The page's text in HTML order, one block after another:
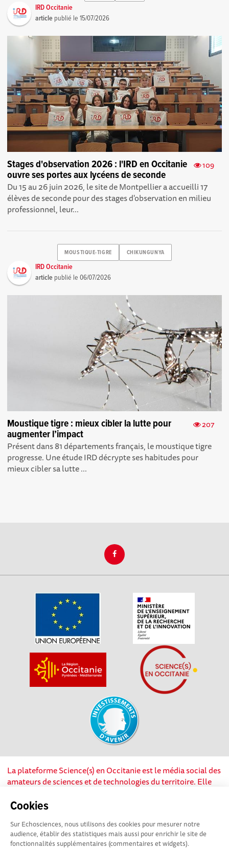
Cookies
Sur Echosciences, nous utilisons des cookies pour mesurer notre
audience, établir des statistiques mais aussi pour enrichir le site de
fonctionnalités supplémentaires (commentaires et widgets).
IRD Occitanie
article publié le15/07/2026
109
Stages d'observation 2026 : l'IRD en Occitanie
ouvre ses portes aux lycéens de seconde
Du 15 au 26 juin 2026, le site de Montpellier a accueilli 17
élèves de seconde pour des stages d'observation en milieu
professionnel, leur...
MOUSTIQUE-TIGRE CHIKUNGUNYA
IRD Occitanie
article publié le06/07/2026
207
Moustique tigre : mieux cibler la lutte pour
augmenter l’impact
Présent dans 81 départements français, le moustique tigre
progresse. Une étude IRD décrypte ses habitudes pour
mieux cibler sa lutte ...
La plateforme Science(s) en Occitanie est le média social des
amateurs de sciences et de technologies du territoire. Elle
soutien de nombreux acteurs locaux. Ce projet est cofinancé
l’Union européenne via les fonds européen de
développement régional. Science(s) en Occitanie est une